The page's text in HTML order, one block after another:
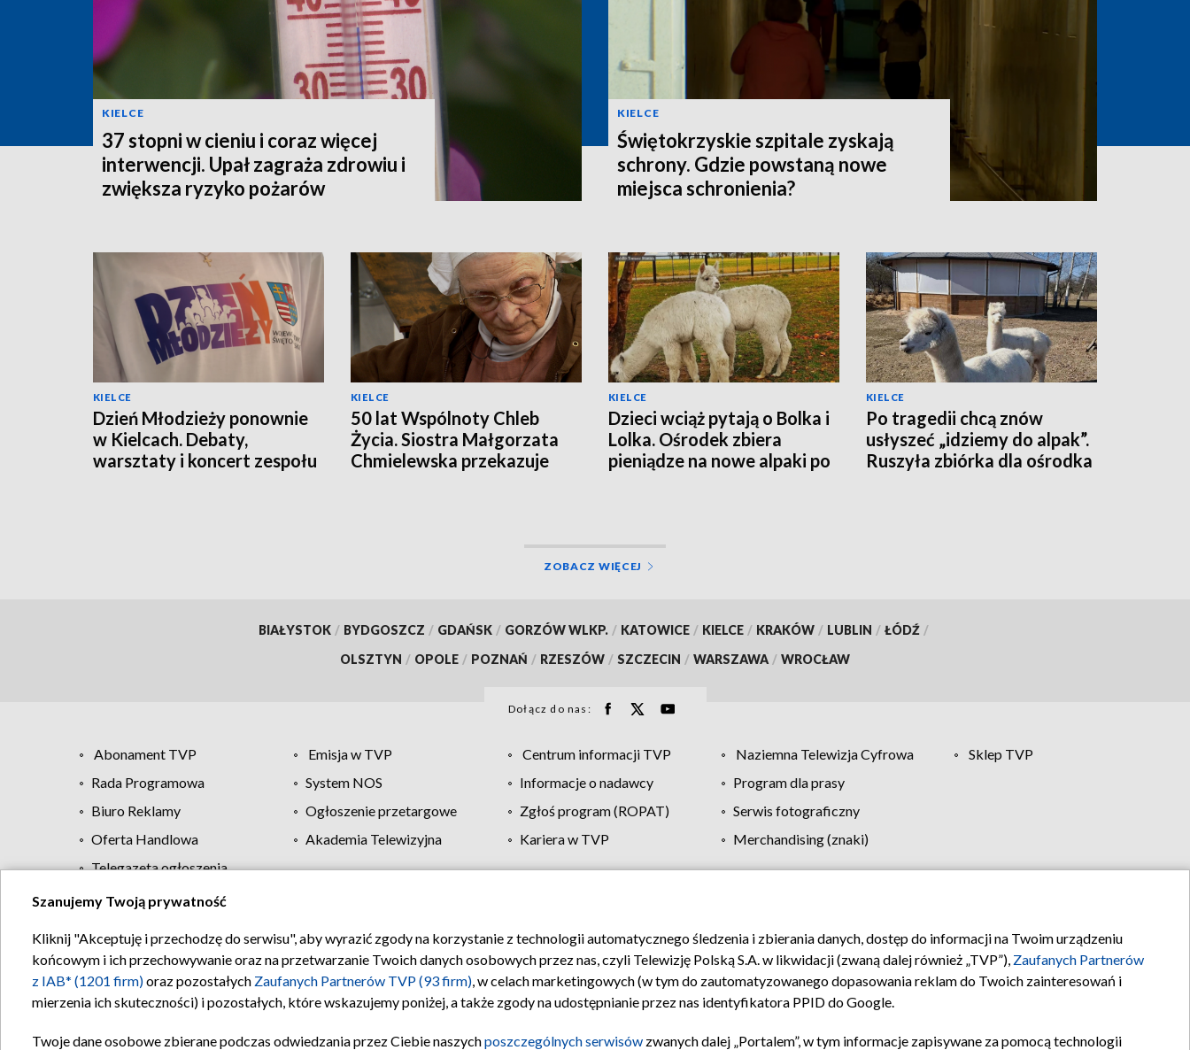
KIELCE
37 stopni w cieniu i coraz więcej
interwencji. Upał zagraża zdrowiu i
zwiększa ryzyko pożarów
KIELCE
Świętokrzyskie szpitale zyskają
schrony. Gdzie powstaną nowe
miejsca schronienia?
KIELCE
Dzień Młodzieży ponownie
w Kielcach. Debaty,
warsztaty i koncert zespołu
KIELCE
50 lat Wspólnoty Chleb
Życia. Siostra Małgorzata
Chmielewska przekazuje
KIELCE
Dzieci wciąż pytają o Bolka i
Lolka. Ośrodek zbiera
pieniądze na nowe alpaki po
KIELCE
Po tragedii chcą znów
usłyszeć „idziemy do alpak”.
Ruszyła zbiórka dla ośrodka
ZOBACZ WIĘCEJ
BIAŁYSTOK / BYDGOSZCZ / GDAŃSK / GORZÓW WLKP. / KATOWICE / KIELCE / KRAKÓW / LUBLIN / ŁÓDŹ /
OLSZTYN / OPOLE / POZNAŃ / RZESZÓW / SZCZECIN / WARSZAWA / WROCŁAW
Dołącz do nas:
Abonament TVP Emisja w TVP Centrum informacji TVP Naziemna Telewizja Cyfrowa
Sklep TVP
Rada Programowa
System NOS Informacje o nadawcy
Program dla prasy
Biuro Reklamy
Ogłoszenie przetargowe Zgłoś program (ROPAT)
Serwis fotograficzny
Oferta Handlowa
Akademia Telewizyjna Kariera w TVP
Merchandising (znaki)
Telegazeta ogłoszenia
Regulamin TVP Polityka prywatności Moje zgody Pomoc Biuro reklamy Kontakt
Szanujemy Twoją prywatność
Kliknij "Akceptuję i przechodzę do serwisu", aby wyrazić zgody na korzystanie z technologii automatycznego śledzenia i zbierania danych, dostęp do informacji na Twoim urządzeniu
końcowym i ich przechowywanie oraz na przetwarzanie Twoich danych osobowych przez nas, czyli Telewizję Polską S.A. w likwidacji (zwaną dalej również „TVP”), Zaufanych Partnerów
z IAB* (1201 firm)oraz pozostałych Zaufanych Partnerów TVP (93 firm), w celach marketingowych (w tym do zautomatyzowanego dopasowania reklam do Twoich zainteresowań i
mierzenia ich skuteczności) i pozostałych, które wskazujemy poniżej, a także zgody na udostępnianie przez nas identyfikatora PPID do Google.
Twoje dane osobowe zbierane podczas odwiedzania przez Ciebie naszychposzczególnych serwisów zwanych dalej „Portalem”, w tym informacje zapisywane za pomocą technologii